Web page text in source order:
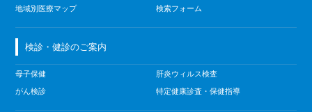
地域別医療マップ 検索フォーム
検診・健診のご案内
母子保健
がん検診
肝炎ウィルス検査
特定健康診査・保健指導